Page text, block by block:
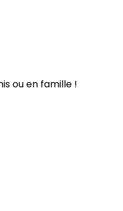
ou en famille !